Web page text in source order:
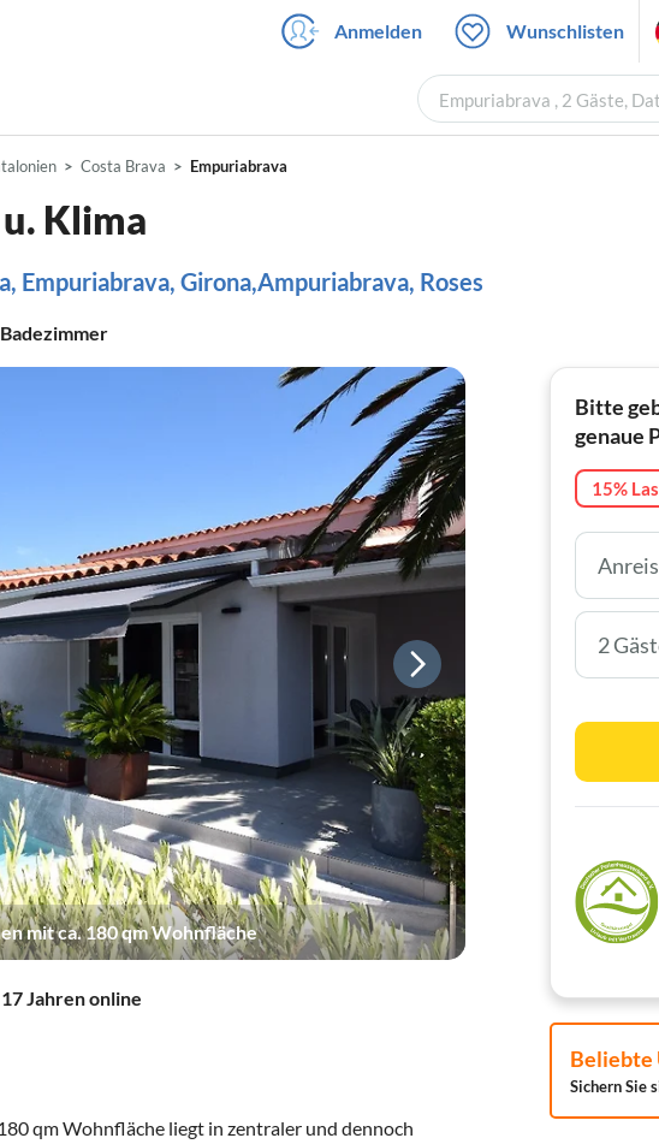
Anmelden Wunschlisten
Empuriabrava , 2 Gäste,
Costa Brava Empuriabrava
Klima
Empuriabrava, Girona,Ampuriabrava, Roses
Badezimmer
mit ca. 180 qm Wohnfläche
Jahren online
qm Wohnfläche liegt in zentraler und dennoch
Bitte
genaue
15%
2
Sichern Sie